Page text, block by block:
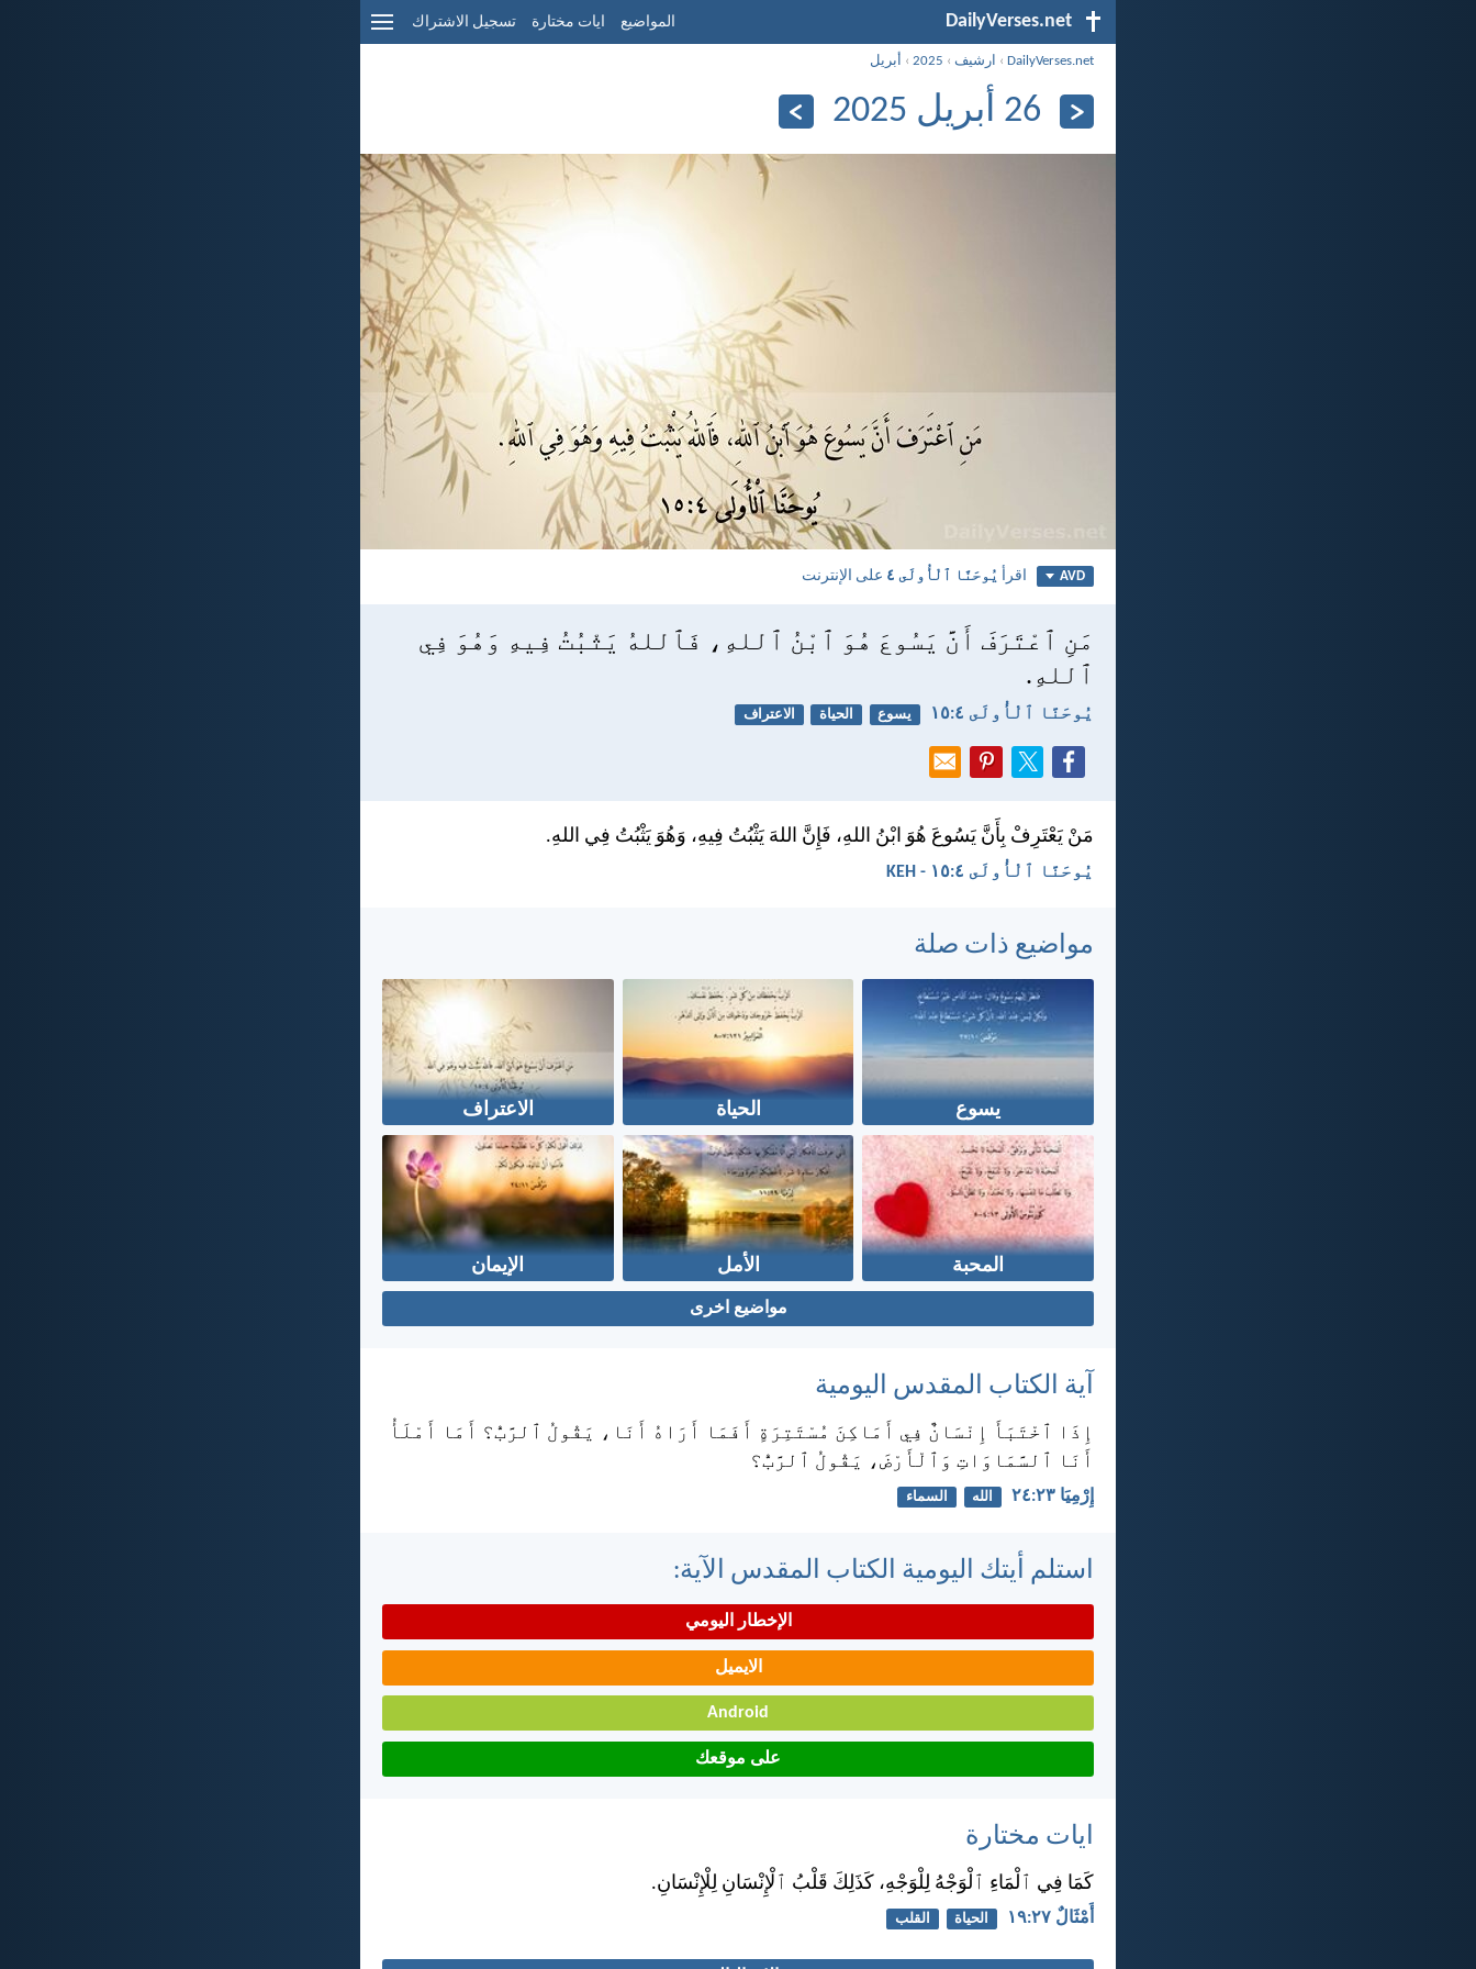
DailyVerses.net المواضيع ايات مختارة تسجيل الاشتراك
DailyVerses.net
› ارشيف ›
2025
› أبريل
26 أبريل 2025
AVD اقرأ يُوحَنَّا ٱلْأُولَى ٤ على الإنترنت
مَنِ ٱعْتَرَفَ أَنَّ يَسُوعَ هُوَ ٱبْنُ ٱللهِ، فَٱللهُ يَثْبُتُ فِيهِ وَهُوَ فِي
ٱللهِ.
يُوحَنَّا ٱلْأُولَى ٤:‏١٥ يسوع الحياة الاعتراف
مَنْ يَعْتَرِفْ بِأَنَّ يَسُوعَ هُوَ ابْنُ اللهِ، فَإِنَّ اللهَ يَثْبُتُ فِيهِ، وَهُوَ يَثْبُتُ فِي اللهِ.
يُوحَنَّا ٱلْأُولَى ٤:‏١٥ - KEH
مواضيع ذات صلة
يسوع الحياة الاعتراف
المحبة الأمل الإيمان
مواضيع اخرى
آية الكتاب المقدس اليومية
إِذَا ٱخْتَبَأَ إِنْسَانٌ فِي أَمَاكِنَ مُسْتَتِرَةٍ أَفَمَا أَرَاهُ أَنَا، يَقُولُ ٱلرَّبُّ؟ أَمَا أَمْلَأُ
أَنَا ٱلسَّمَاوَاتِ وَٱلْأَرْضَ، يَقُولُ ٱلرَّبُّ؟
إِرْمِيَا ٢٣:‏٢٤ الله السماء
استلم أيتك اليومية الكتاب المقدس الآية:
الإخطار اليومي
الايميل
Android
على موقعك
ايات مختارة
كَمَا فِي ٱلْمَاءِ ٱلْوَجْهُ لِلْوَجْهِ، كَذَلِكَ قَلْبُ ٱلْإِنْسَانِ لِلْإِنْسَانِ.
أَمْثَالٌ ٢٧:‏١٩ الحياة القلب